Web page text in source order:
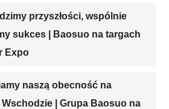
przyszłości, wspólnie
sukces | Baosuo na targach
Expo
naszą obecność na
Wschodzie | Grupa Baosuo na